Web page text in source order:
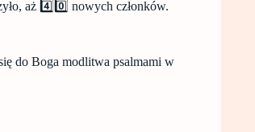
aż 4️⃣0️⃣ nowych członków.
do Boga modlitwa psalmami w